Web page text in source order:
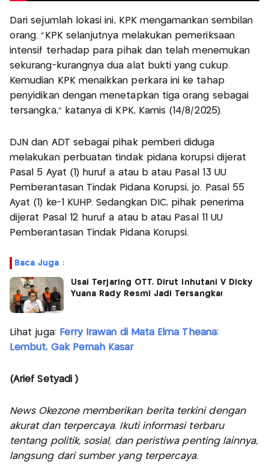
Dari sejumlah lokasi ini, KPK mengamankan sembilan
orang. "KPK selanjutnya melakukan pemeriksaan
intensif terhadap para pihak dan telah menemukan
sekurang-kurangnya dua alat bukti yang cukup.
Kemudian KPK menaikkan perkara ini ke tahap
penyidikan dengan menetapkan tiga orang sebagai
tersangka," katanya di KPK, Kamis (14/8/2025).
DJN dan ADT sebagai pihak pemberi diduga
melakukan perbuatan tindak pidana korupsi dijerat
Pasal 5 Ayat (1) huruf a atau b atau Pasal 13 UU
Pemberantasan Tindak Pidana Korupsi, jo. Pasal 55
Ayat (1) ke-1 KUHP. Sedangkan DIC, pihak penerima
dijerat Pasal 12 huruf a atau b atau Pasal 11 UU
Pemberantasan Tindak Pidana Korupsi.
Baca Juga :
Usai Terjaring OTT, Dirut Inhutani V Dicky
Yuana Rady Resmi Jadi Tersangka!
Lihat juga: Ferry Irawan di Mata Elma Theana:
Lembut, Gak Pernah Kasar
(Arief Setyadi )
News Okezone memberikan berita terkini dengan
akurat dan terpercaya. Ikuti informasi terbaru
tentang politik, sosial, dan peristiwa penting lainnya,
langsung dari sumber yang terpercaya.